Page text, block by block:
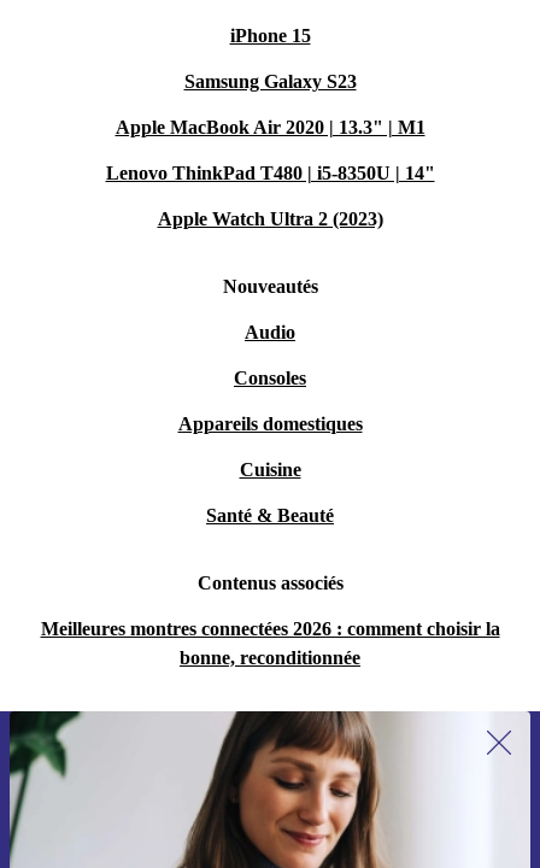
iPhone 15
Samsung Galaxy S23
Apple MacBook Air 2020 | 13.3" | M1
Lenovo ThinkPad T480 | i5-8350U | 14"
Apple Watch Ultra 2 (2023)
Nouveautés
Audio
Consoles
Appareils domestiques
Cuisine
Santé & Beauté
Contenus associés
Meilleures montres connectées 2026 : comment choisir la
bonne, reconditionnée
Recevoir offres et infos de refurbed
par mail
Ne manquez plus aucune offre.